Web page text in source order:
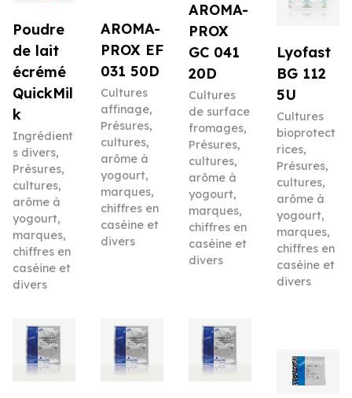
Poudre
de lait
écrémé
QuickMil
k
Ingrédient
s divers,
Présures,
cultures,
arôme à
yogourt,
marques,
chiffres en
caséine et
divers
AROMA-
PROX EF
031 50D
Cultures
affinage,
Présures,
cultures,
arôme à
yogourt,
marques,
chiffres en
caséine et
divers
AROMA-
PROX
GC 041
20D
Cultures
de surface
fromages,
Présures,
cultures,
arôme à
yogourt,
marques,
chiffres en
caséine et
divers
Lyofast
BG 112
5U
Cultures
bioprotect
rices,
Présures,
cultures,
arôme à
yogourt,
marques,
chiffres en
caséine et
divers